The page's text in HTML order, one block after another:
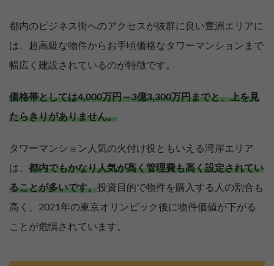
都内のビジネス街へのアクセスが抜群に良い豊洲エリアに
は、超高級な物件からお手頃価格なタワーマンションまで
幅広く建設されているのが特徴です。
価格帯としては4,000万円～3億3,300万円までと、上を見
たらきりがありません。
タワーマンション人気の火付け役ともいえる湾岸エリア
は、 都内でもかなり人気が高く管理費も高く設定されてい
ることが多いです。投資目的で物件を購入する人の割合も
高く、2021年の東京オリンピック後に物件価値が下がる
ことが危惧されています。